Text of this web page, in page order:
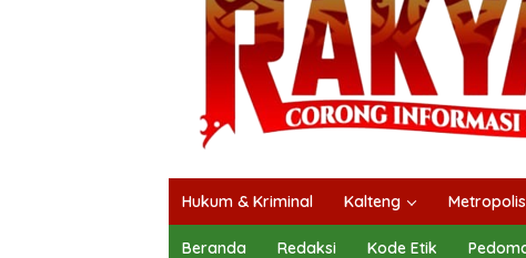
Hukum & Kriminal Kalteng Metropolis
Beranda Redaksi Kode Etik